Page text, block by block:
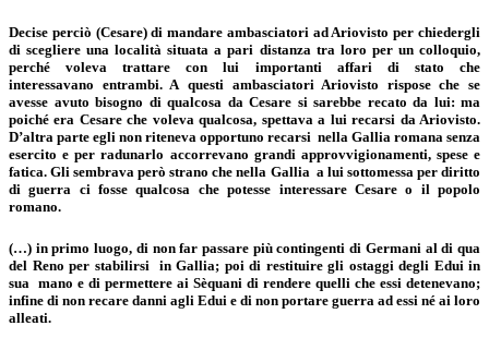
Decise perciò (Cesare) di mandare ambasciatori ad Ariovisto per chiedergli
di scegliere una località situata a pari distanza tra loro per un colloquio,
perché voleva trattare con lui importanti affari di stato che
interessavano entrambi. A questi ambasciatori Ariovisto rispose che se
avesse avuto bisogno di qualcosa da Cesare si sarebbe recato da lui: ma
poiché era Cesare che voleva qualcosa, spettava a lui recarsi da Ariovisto.
D’altra parte egli non riteneva opportuno recarsi nella Gallia romana senza
esercito e per radunarlo accorrevano grandi approvvigionamenti, spese e
fatica. Gli sembrava però strano che nella Gallia a lui sottomessa per diritto
di guerra ci fosse qualcosa che potesse interessare Cesare o il popolo
romano.
(…) in primo luogo, di non far passare più contingenti di Germani al di qua
del Reno per stabilirsi in Gallia; poi di restituire gli ostaggi degli Edui in
sua mano e di permettere ai Sèquani di rendere quelli che essi detenevano;
infine di non recare danni agli Edui e di non portare guerra ad essi né ai loro
alleati.